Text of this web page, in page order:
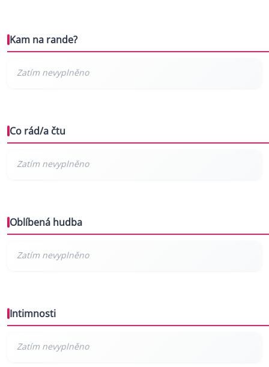
Kam na rande?
Co rád/a čtu
Oblíbená hudba
Intimnosti